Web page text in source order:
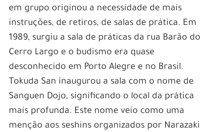
em grupo originou a necessidade de mais
instruções, de retiros, de salas de prática. Em
1989, surgiu a sala de práticas da rua Barão do
Cerro Largo e o budismo era quase
desconhecido em Porto Alegre e no Brasil.
Tokuda San inaugurou a sala com o nome de
Sanguen Dojo, significando o local da prática
mais profunda. Este nome veio como uma
menção aos seshins organizados por Narazaki